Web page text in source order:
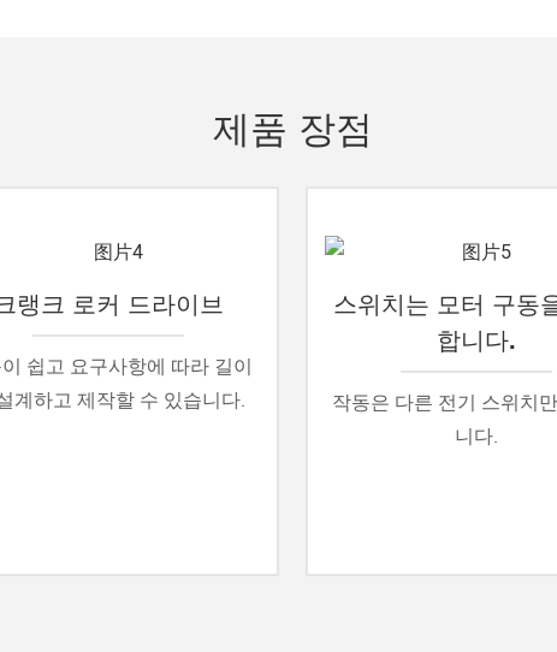
제품 장점
랭크 로커 드라이브
쉽고 요구사항에 따라 길이
계하고 제작할 수 있습니다.
스위치는 모터 구동
합니다.
작동은 다른 전기 스위치
니다.